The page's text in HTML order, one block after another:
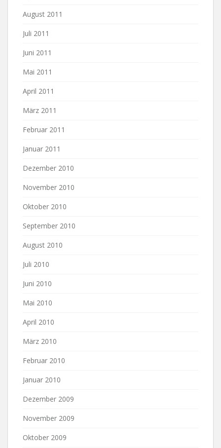
August 2011
Juli 2011
Juni 2011
Mai 2011
April 2011
März 2011
Februar 2011
Januar 2011
Dezember 2010
November 2010
Oktober 2010
September 2010
August 2010
Juli 2010
Juni 2010
Mai 2010
April 2010
März 2010
Februar 2010
Januar 2010
Dezember 2009
November 2009
Oktober 2009